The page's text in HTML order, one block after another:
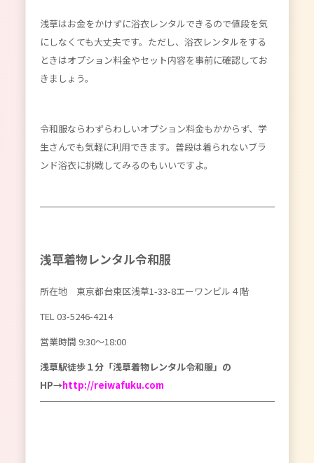
浅草はお金をかけずに浴衣レンタルできるので値段を気
にしなくても大丈夫です。ただし、浴衣レンタルをする
ときはオプション料金やセット内容を事前に確認してお
きましょう。
令和服ならわずらわしいオプション料金もかからず、学
生さんでも気軽に利用できます。普段は着られないブラ
ンド浴衣に挑戦してみるのもいいですよ。
浅草着物レンタル令和服
所在地 東京都台東区浅草1-33-8エーワンビル４階
TEL03-5246-4214
営業時間 9:30〜18:00
浅草駅徒歩１分「浅草着物レンタル令和服」の
HP→http://reiwafuku.com